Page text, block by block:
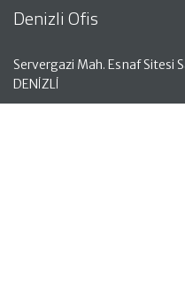
Denizli Ofis
Servergazi Mah. Esnaf Sitesi
DENİZLİ